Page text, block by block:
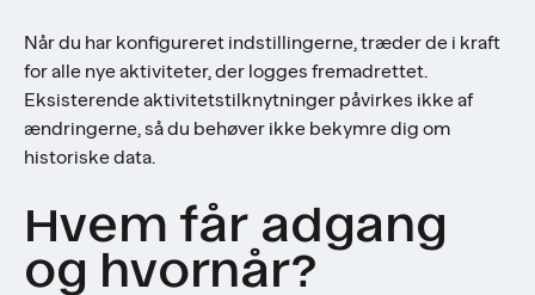
Når du har konfigureret indstillingerne, træder de i kraft
for alle nye aktiviteter, der logges fremadrettet.
Eksisterende aktivitetstilknytninger påvirkes ikke af
ændringerne, så du behøver ikke bekymre dig om
historiske data.
Hvem får adgang
og hvornår?